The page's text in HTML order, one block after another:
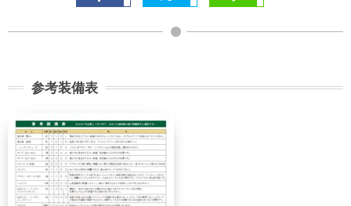
当日
無連絡不参加
総合旅行業務取扱管理者とは、お客様の旅行を
取扱う営業所での取引に関する責任者です。こ
の旅行契約に際し担当者からの説明に不明な点
参考装備表